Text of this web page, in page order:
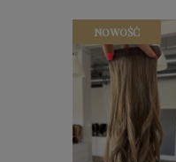
NOWOŚĆ